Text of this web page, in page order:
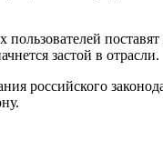
застой в отрасли.
российского